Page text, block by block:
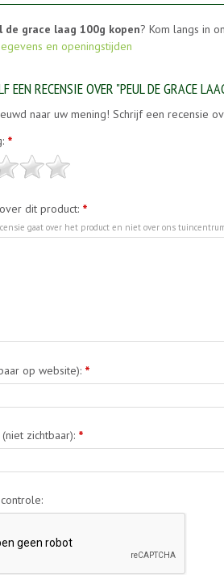
de grace laag 100g kopen? Kom langs in
en openingstijden
EEN RECENSIE OVER "PEUL DE GRACE
naar uw mening! Schrijf een recensie
*
dit product: *
gaat over het product en niet over ons
op website): *
zichtbaar): *